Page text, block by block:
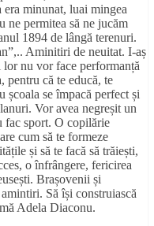
minunat, luai mingea
ne permitea să ne jucăm
1894 de lângă terenuri.
Aminitiri de neuitat. I-aș
nu vor face performanță
pentru că te educă, te
școala se împacă perfect și
Vor avea negreșit un
fac sport. O copilărie
cum să te formeze
și să te facă să trăiești,
o înfrângere, fericirea
Brașovenii și
Să își construiască
Adela Diaconu.